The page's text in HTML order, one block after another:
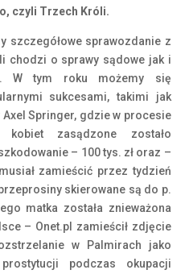
czyli Trzech Króli.
szczegółowe sprawozdanie z
chodzi o sprawy sądowe jak i
W tym roku możemy się
sukcesami, takimi jak
Springer, gdzie w procesie
zasądzone zostało
– 100 tys. zł oraz –
zamieścić przez tydzień
skierowane są do p.
matka została znieważona
– Onet.pl zamieścił zdjęcie
w Palmirach jako
podczas okupacji